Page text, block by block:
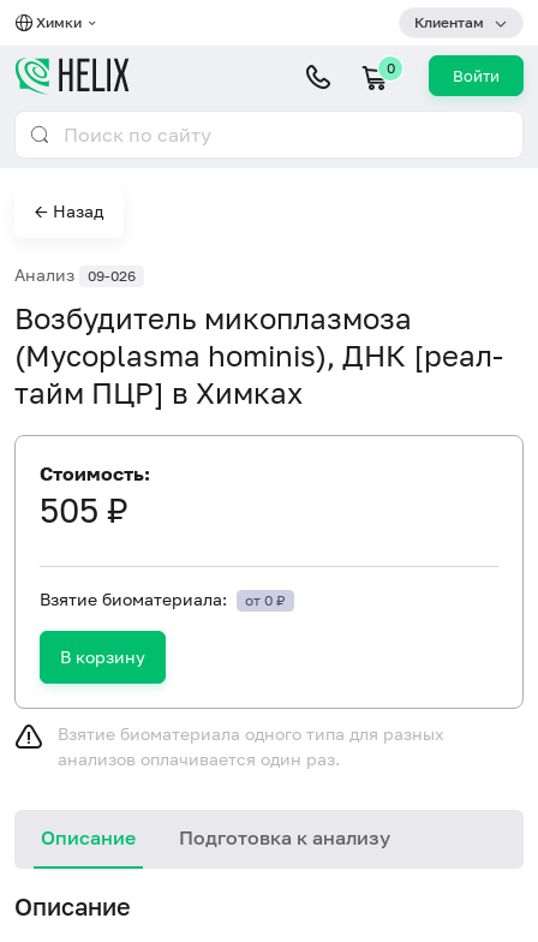
Химки Клиентам
0 Войти
← Назад
Анализ 09-026
Возбудитель микоплазмоза
(Mycoplasma hominis), ДНК [реал-
тайм ПЦР] в Химках
Стоимость:
505 ₽
Взятие биоматериала: от 0 ₽
В корзину
Взятие биоматериала одного типа для разных
анализов оплачивается один раз.
Описание Подготовка к анализу
Описание